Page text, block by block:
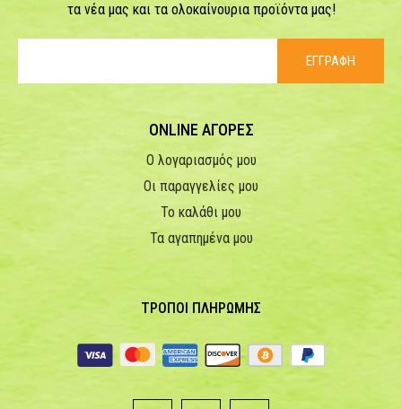
τα νέα μας και τα ολοκαίνουρια προϊόντα μας!
ΕΓΓΡΑΦΗ
ONLINE ΑΓΟΡΕΣ
Ο λογαριασμός μου
Οι παραγγελίες μου
Το καλάθι μου
Τα αγαπημένα μου
ΤΡΟΠΟΙ ΠΛΗΡΩΜΗΣ